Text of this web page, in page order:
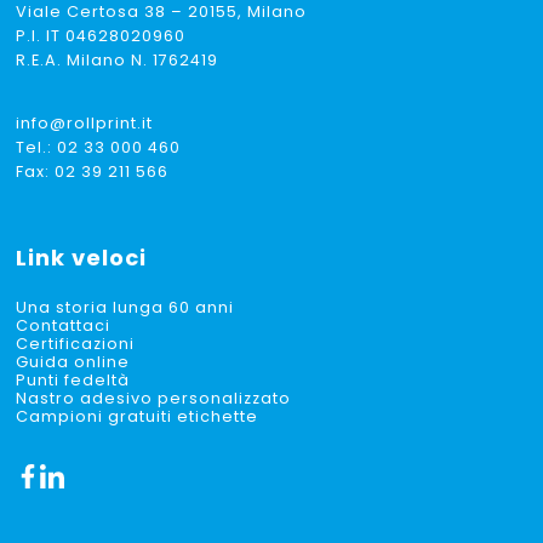
Viale Certosa 38 – 20155, Milano
P.I. IT 04628020960
R.E.A. Milano N. 1762419
info@rollprint.it
Tel.:02 33 000 460
Fax: 02 39 211 566
Link veloci
Una storia lunga 60 anni
Contattaci
Certificazioni
Guida online
Punti fedeltà
Nastro adesivo personalizzato
Campioni gratuiti etichette